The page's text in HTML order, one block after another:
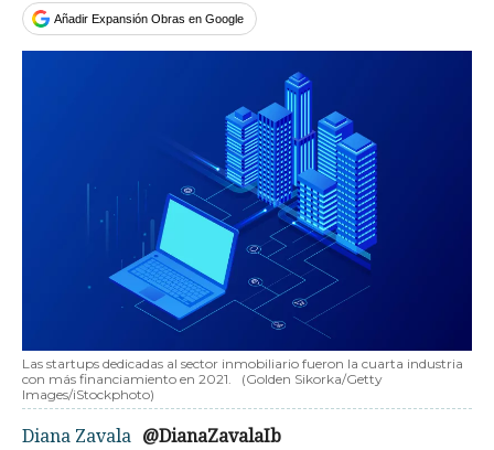
Añadir Expansión Obras en Google
Las startups dedicadas al sector inmobiliario fueron la cuarta industria
con más financiamiento en 2021.
(Golden Sikorka/Getty
Images/iStockphoto)
Diana Zavala @DianaZavalaIb